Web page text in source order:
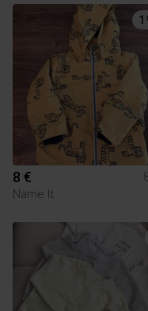
1
8 €
Name It